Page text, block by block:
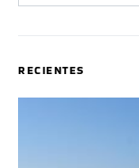
RECIENTES